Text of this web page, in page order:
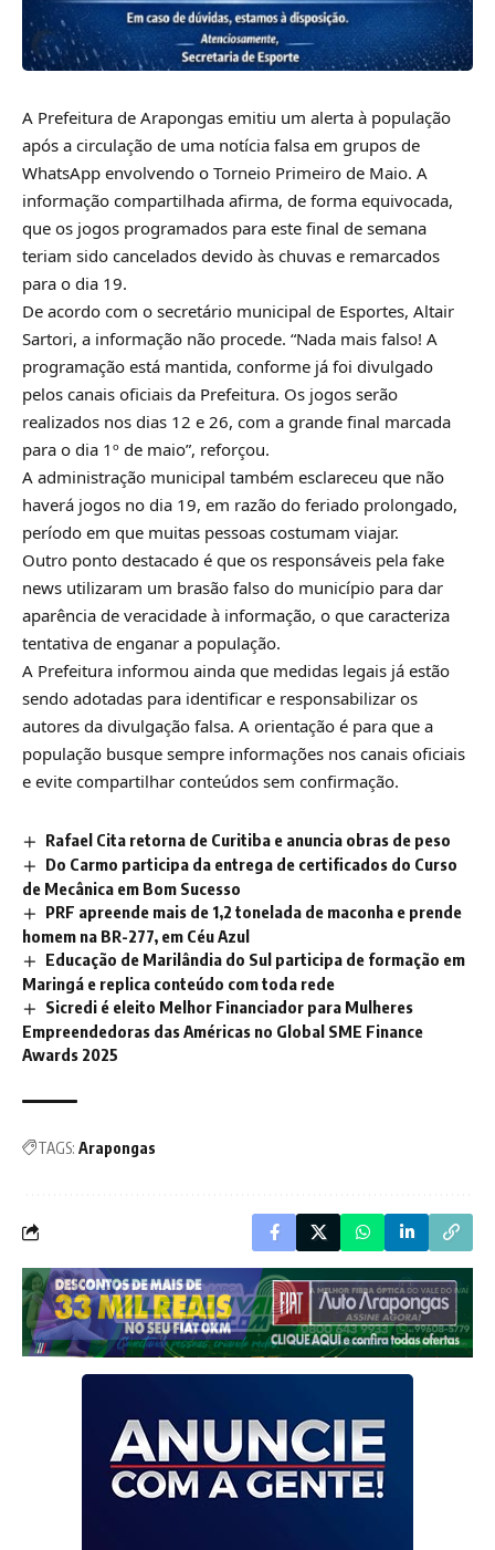
A Prefeitura de Arapongas emitiu um alerta à população
após a circulação de uma notícia falsa em grupos de
WhatsApp envolvendo o Torneio Primeiro de Maio. A
informação compartilhada afirma, de forma equivocada,
que os jogos programados para este final de semana
teriam sido cancelados devido às chuvas e remarcados
para o dia 19.
De acordo com o secretário municipal de Esportes, Altair
Sartori, a informação não procede. “Nada mais falso! A
programação está mantida, conforme já foi divulgado
pelos canais oficiais da Prefeitura. Os jogos serão
realizados nos dias 12 e 26, com a grande final marcada
para o dia 1º de maio”, reforçou.
A administração municipal também esclareceu que não
haverá jogos no dia 19, em razão do feriado prolongado,
período em que muitas pessoas costumam viajar.
Outro ponto destacado é que os responsáveis pela fake
news utilizaram um brasão falso do município para dar
aparência de veracidade à informação, o que caracteriza
tentativa de enganar a população.
A Prefeitura informou ainda que medidas legais já estão
sendo adotadas para identificar e responsabilizar os
autores da divulgação falsa. A orientação é para que a
população busque sempre informações nos canais oficiais
e evite compartilhar conteúdos sem confirmação.
Rafael Cita retorna de Curitiba e anuncia obras de peso
Do Carmo participa da entrega de certificados do Curso
de Mecânica em Bom Sucesso
PRF apreende mais de 1,2 tonelada de maconha e prende
homem na BR-277, em Céu Azul
Educação de Marilândia do Sul participa de formação em
Maringá e replica conteúdo com toda rede
Sicredi é eleito Melhor Financiador para Mulheres
Empreendedoras das Américas no Global SME Finance
Awards 2025
TAGS: Arapongas